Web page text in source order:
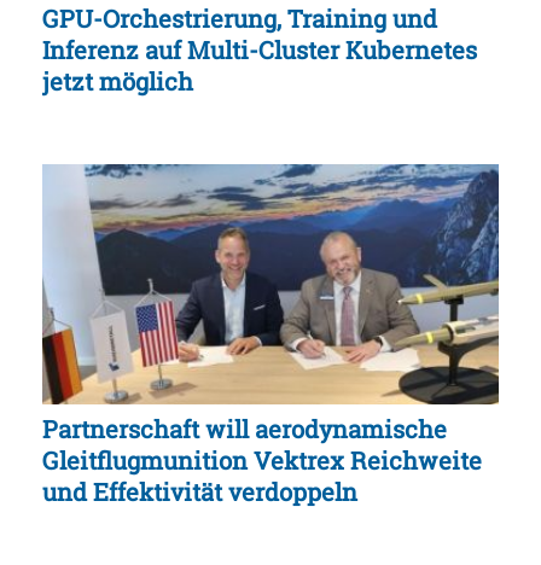
GPU-Orchestrierung, Training und
Inferenz auf Multi-Cluster Kubernetes
jetzt möglich
Partnerschaft will aerodynamische
Gleitflugmunition Vektrex Reichweite
und Effektivität verdoppeln